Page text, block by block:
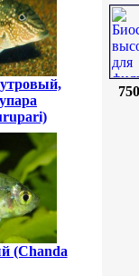
(Chanda